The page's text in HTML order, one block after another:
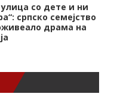
со дете и ни
српско семејство
драма на